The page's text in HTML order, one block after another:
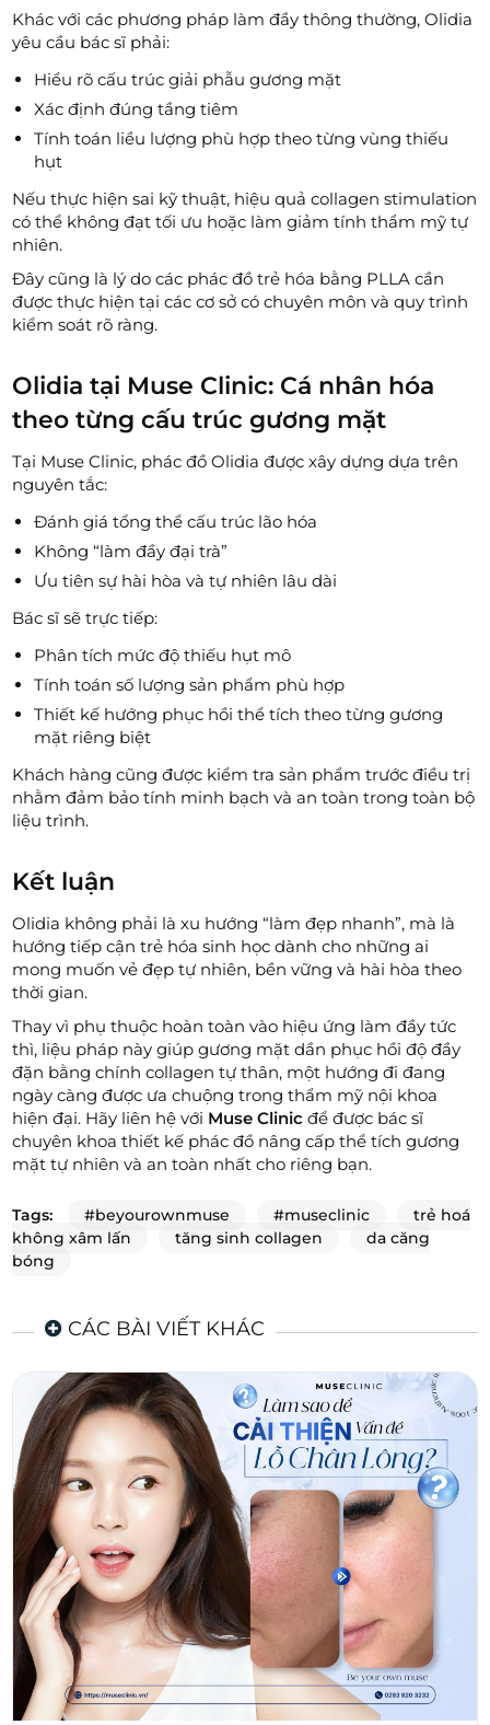
Khác với các phương pháp làm đầy thông thường, Olidia
yêu cầu bác sĩ phải:
Hiểu rõ cấu trúc giải phẫu gương mặt
Xác định đúng tầng tiêm
Tính toán liều lượng phù hợp theo từng vùng thiếu
hụt
Nếu thực hiện sai kỹ thuật, hiệu quả collagen stimulation
có thể không đạt tối ưu hoặc làm giảm tính thẩm mỹ tự
nhiên.
Đây cũng là lý do các phác đồ trẻ hóa bằng PLLA cần
được thực hiện tại các cơ sở có chuyên môn và quy trình
kiểm soát rõ ràng.
Olidia tại Muse Clinic: Cá nhân hóa
theo từng cấu trúc gương mặt
Tại Muse Clinic, phác đồ Olidia được xây dựng dựa trên
nguyên tắc:
Đánh giá tổng thể cấu trúc lão hóa
Không “làm đầy đại trà”
Ưu tiên sự hài hòa và tự nhiên lâu dài
Bác sĩ sẽ trực tiếp:
Phân tích mức độ thiếu hụt mô
Tính toán số lượng sản phẩm phù hợp
Thiết kế hướng phục hồi thể tích theo từng gương
mặt riêng biệt
Khách hàng cũng được kiểm tra sản phẩm trước điều trị
nhằm đảm bảo tính minh bạch và an toàn trong toàn bộ
liệu trình.
Kết luận
Olidia không phải là xu hướng “làm đẹp nhanh”, mà là
hướng tiếp cận trẻ hóa sinh học dành cho những ai
mong muốn vẻ đẹp tự nhiên, bền vững và hài hòa theo
thời gian.
Thay vì phụ thuộc hoàn toàn vào hiệu ứng làm đầy tức
thì, liệu pháp này giúp gương mặt dần phục hồi độ đầy
đặn bằng chính collagen tự thân, một hướng đi đang
ngày càng được ưa chuộng trong thẩm mỹ nội khoa
hiện đại. Hãy liên hệ với Muse Clinic để được bác sĩ
chuyên khoa thiết kế phác đồ nâng cấp thể tích gương
mặt tự nhiên và an toàn nhất cho riêng bạn.
Tags: #beyourownmuse #museclinic
trẻ hoá
không xâm lấn
tăng sinh collagen
da căng
bóng
CÁC BÀI VIẾT KHÁC